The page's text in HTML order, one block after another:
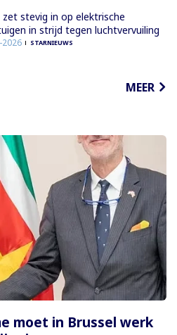
zet stevig in op elektrische
in strijd tegen luchtvervuiling
2026 STARNIEUWS
MEER
moet in Brussel werk